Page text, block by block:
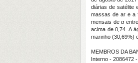
diárias de satélite
massas de ar e a
mensais deαentre
acima de 0,74. A
marinho (30,69%)
MEMBROS DA
Interno - 2086472